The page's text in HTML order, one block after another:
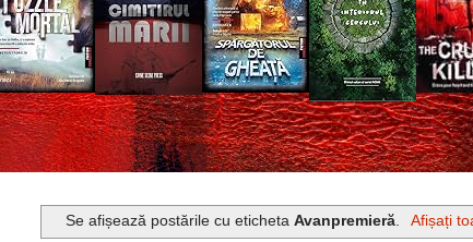
Se afișează postările cu etichetaAvanpremieră. Afișați